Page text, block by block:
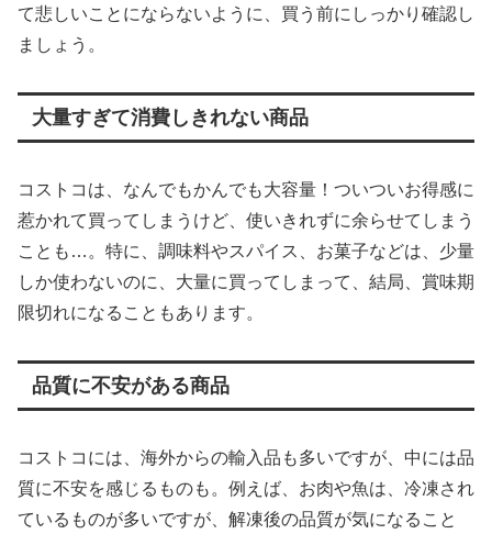
て悲しいことにならないように、買う前にしっかり確認し
ましょう。
大量すぎて消費しきれない商品
コストコは、なんでもかんでも大容量！ついついお得感に
惹かれて買ってしまうけど、使いきれずに余らせてしまう
ことも…。特に、調味料やスパイス、お菓子などは、少量
しか使わないのに、大量に買ってしまって、結局、賞味期
限切れになることもあります。
品質に不安がある商品
コストコには、海外からの輸入品も多いですが、中には品
質に不安を感じるものも。例えば、お肉や魚は、冷凍され
ているものが多いですが、解凍後の品質が気になること